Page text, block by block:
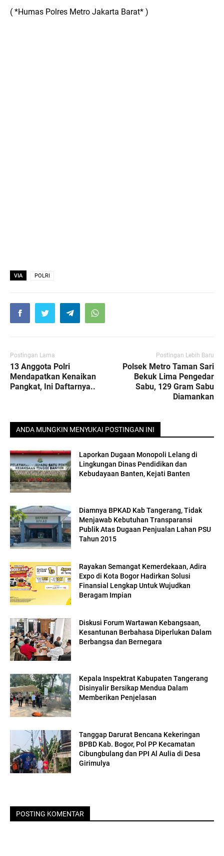
( *Humas Polres Metro Jakarta Barat* )
VIA POLRI
Postingan Lama
13 Anggota Polri
Mendapatkan Kenaikan
Pangkat, Ini Daftarnya..
Postingan Lebih Baru
Polsek Metro Taman Sari
Bekuk Lima Pengedar
Sabu, 129 Gram Sabu
Diamankan
ANDA MUNGKIN MENYUKAI POSTINGAN INI
Laporkan Dugaan Monopoli Lelang di
Lingkungan Dinas Pendidikan dan
Kebudayaan Banten, Kejati Banten
Diamnya BPKAD Kab Tangerang, Tidak
Menjawab Kebutuhan Transparansi
Publik Atas Dugaan Penjualan Lahan PSU
Tahun 2015
Rayakan Semangat Kemerdekaan, Adira
Expo di Kota Bogor Hadirkan Solusi
Finansial Lengkap Untuk Wujudkan
Beragam Impian
Diskusi Forum Wartawan Kebangsaan,
Kesantunan Berbahasa Diperlukan Dalam
Berbangsa dan Bernegara
Kepala Inspektrat Kabupaten Tangerang
Disinyalir Bersikap Mendua Dalam
Memberikan Penjelasan
Tanggap Darurat Bencana Kekeringan
BPBD Kab. Bogor, Pol PP Kecamatan
Cibungbulang dan PPI Al Aulia di Desa
Girimulya
POSTING KOMENTAR